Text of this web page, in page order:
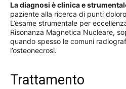
La diagnosi è clinica e
paziente alla ricerca di punti
L’esame strumentale per
Risonanza Magnetica Nucleare,
quando spesso le comuni
l’osteonecrosi.
Trattamento